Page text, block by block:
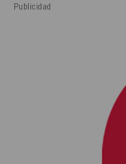
Publicidad